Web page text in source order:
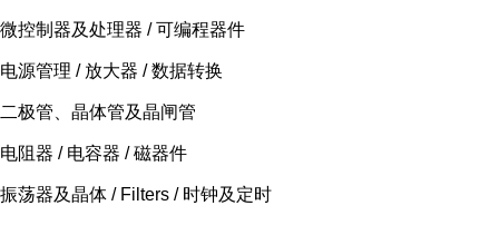
微控制器及处理器 / 可编程器件
电源管理 / 放大器 / 数据转换
二极管、晶体管及晶闸管
电阻器 / 电容器 / 磁器件
振荡器及晶体 / Filters / 时钟及定时